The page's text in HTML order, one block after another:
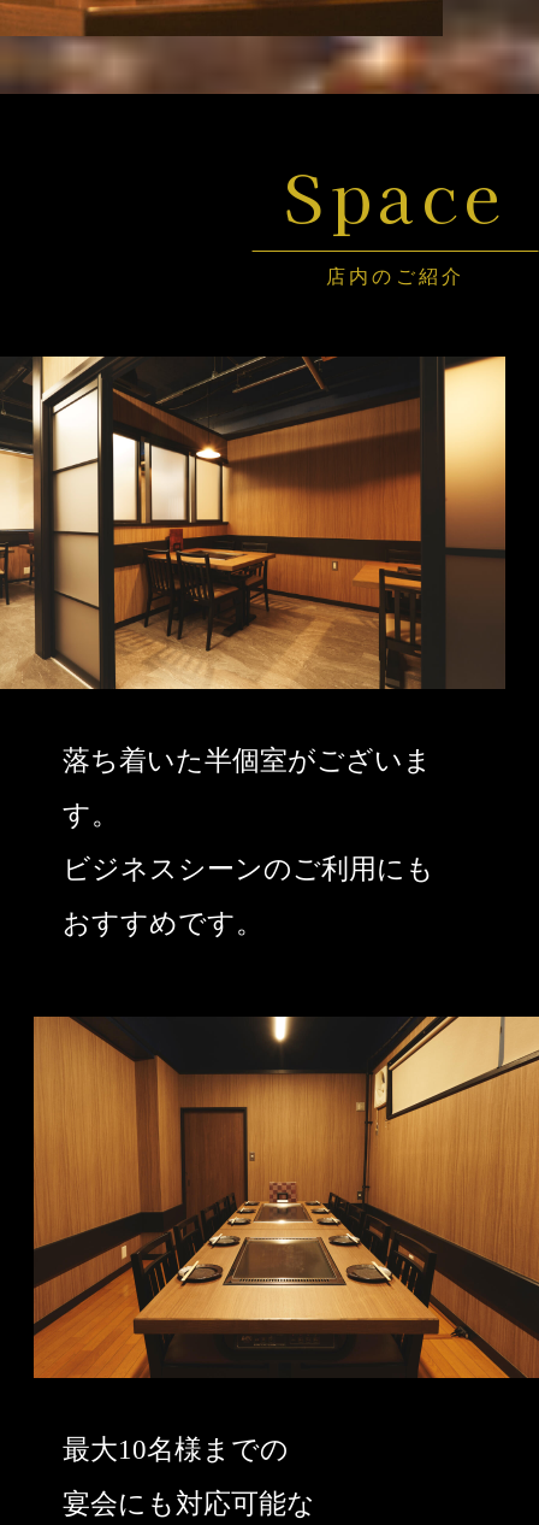
Space
店内のご紹介
落ち着いた半個室がございま
す。
ビジネスシーンのご利用にも
おすすめです。
最大10名様までの
宴会にも対応可能な